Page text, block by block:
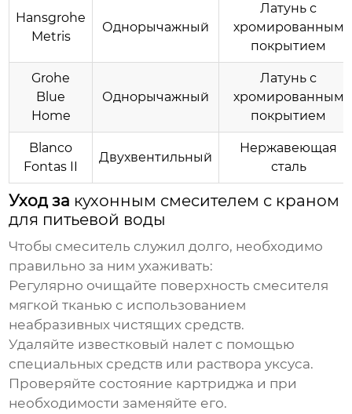
Hansgrohe
Metris
Однорычажный
Латунь с
хромированным
покрытием
Grohe
Blue
Home
Однорычажный
Латунь с
хромированным
покрытием
Blanco
Fontas II
Двухвентильный
Нержавеющая
сталь
Уход за кухонным смесителем с краном
для питьевой воды
Чтобы смеситель служил долго, необходимо
правильно за ним ухаживать:
Регулярно очищайте поверхность смесителя
мягкой тканью с использованием
неабразивных чистящих средств.
Удаляйте известковый налет с помощью
специальных средств или раствора уксуса.
Проверяйте состояние картриджа и при
необходимости заменяйте его.